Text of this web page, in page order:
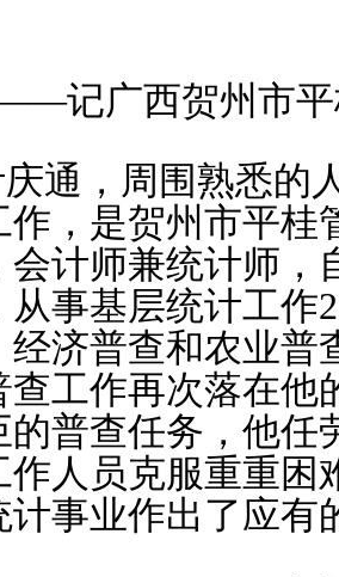
记广西贺州市平
通，周围熟悉的
作，是贺州市平桂
会计师兼统计师，
从事基层统计工作
经济普查和农业普
查工作再次落在他
的普查任务，他任
作人员克服重重困
计事业作出了应有